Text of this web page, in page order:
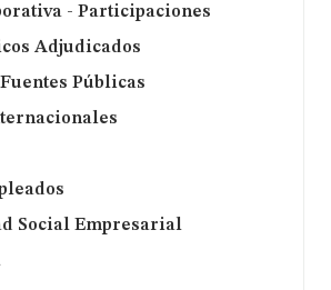
- Participaciones
Adjudicados
Públicas
Social Empresarial